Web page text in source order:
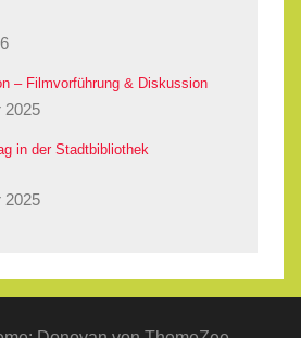
– Filmvorführung & Diskussion
2025
in der Stadtbibliothek
2025